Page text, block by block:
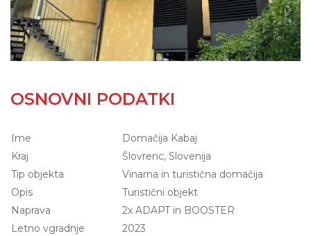
OSNOVNI PODATKI
Ime
Domačija Kabaj
Kraj
Šlovrenc, Slovenija
Tip objekta
Vinarna in turistična domačija
Opis
Turistični objekt
Naprava
2x ADAPT in BOOSTER
Letno vgradnje
2023